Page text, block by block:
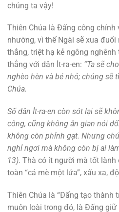
chúng ta vậy!
Thiên Chúa là Đấng công chính
nhường, vì thế Ngài sẽ xua
thắng, triệt hạ kẻ ngông
thẳng với dân Ít-ra-en: “Ta sẽ
nghèo hèn và bé nhỏ; chúng sẽ
Chúa.
Số dân Ít-ra-en còn sót lại sẽ
công, cũng không ăn gian nói
không còn phỉnh gạt. Nhưng
nghỉ ngơi mà không còn bị ai
13). Thà có ít người mà tốt
toàn “cá mè một lứa”, xấu xa,
Thiên Chúa là “Đấng tạo thành
muôn loài trong đó, là Đấng